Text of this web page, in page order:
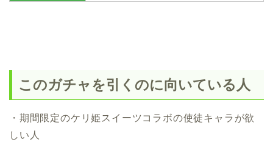
このガチャを引くのに向いている人
・期間限定のケリ姫スイーツコラボの使徒キャラが欲
しい人